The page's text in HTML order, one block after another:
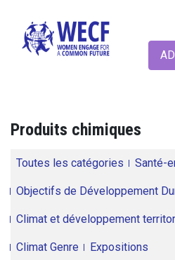
Produits chimiques
Toutes les catégories Santé-
Objectifs de Développement
Climat et développement
Climat Genre Expositions